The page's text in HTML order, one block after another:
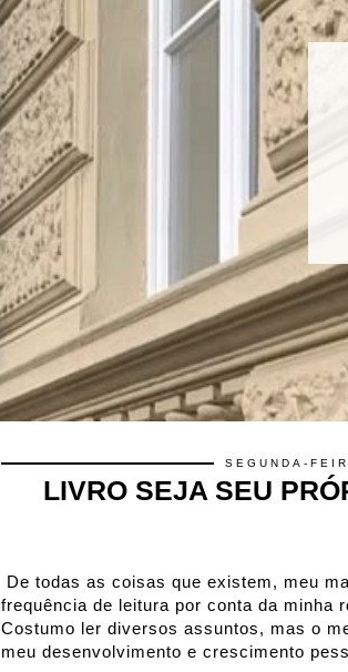
SEGUNDA-
LIVRO SEJA SEU
De todas as coisas que existem, meu
frequência de leitura por conta da minha
Costumo ler diversos assuntos, mas o
meu desenvolvimento e crescimento